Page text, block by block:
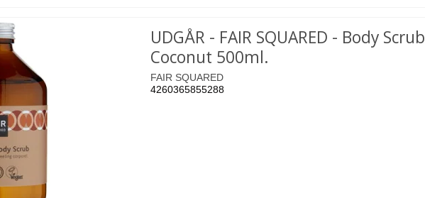
UDGÅR - FAIR SQUARED - Body Scrub
Coconut 500ml.
FAIR SQUARED
4260365855288